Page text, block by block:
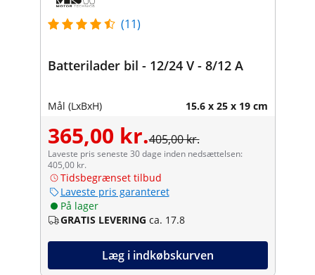
(11)
Batterilader bil - 12/24 V - 8/12 A
Mål (LxBxH) 15.6 x 25 x 19 cm
365,00 kr.405,00 kr.
Laveste pris seneste 30 dage inden nedsættelsen:
405,00 kr.
Tidsbegrænset tilbud
Laveste pris garanteret
På lager
GRATIS LEVERING ca. 17.8
Læg i indkøbskurven